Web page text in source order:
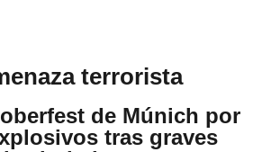
terrorista
de Múnich por
tras graves